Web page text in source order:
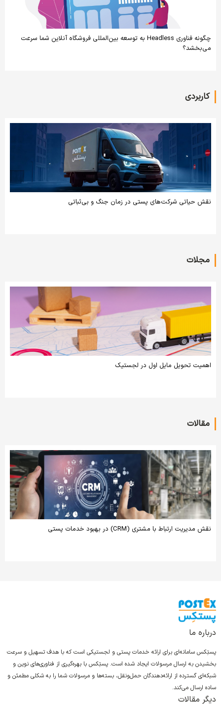
چگونه فناوری Headless به توسعه بین‌المللی فروشگاه آنلاین شما سرعت
می‌بخشد؟
کاربردی
نقش حیاتی شرکت‌های پستی در زمان جنگ و بی‌ثباتی
مجلات
اهمیت تحویل مایل اول در لجستیک
مقالات
نقش مدیریت ارتباط با مشتری (CRM) در بهبود خدمات پستی
درباره ما
پستِکس سامانه‌ای برای ارائه خدمات پستی و لجستیکی است که با هدف تسهیل و سرعت
بخشیدن به ارسال مرسولات ایجاد شده است. پستِکس با بهره‌گیری از فناوری‌های نوین و
شبکه‌ای گسترده از ارائه‌دهندگان حمل‌ونقل، بسته‌ها و مرسولات شما را به شکلی مطمئن و
ساده ارسال می‌کند.
دیگر مقالات